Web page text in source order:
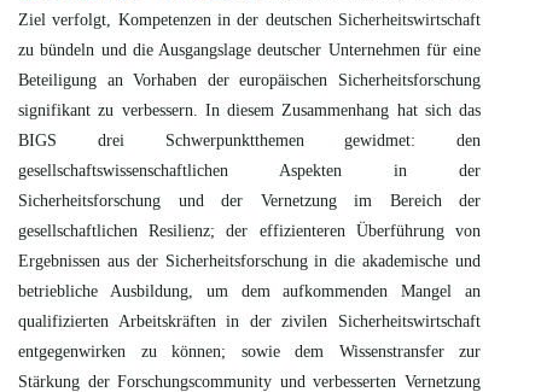
Ziel verfolgt, Kompetenzen in der deutschen Sicherheitswirtschaft
zu bündeln und die Ausgangslage deutscher Unternehmen für eine
Beteiligung an Vorhaben der europäischen Sicherheitsforschung
signifikant zu verbessern. In diesem Zusammenhang hat sich das
BIGS drei Schwerpunktthemen gewidmet: den
gesellschaftswissenschaftlichen Aspekten in der
Sicherheitsforschung und der Vernetzung im Bereich der
gesellschaftlichen Resilienz; der effizienteren Überführung von
Ergebnissen aus der Sicherheitsforschung in die akademische und
betriebliche Ausbildung, um dem aufkommenden Mangel an
qualifizierten Arbeitskräften in der zivilen Sicherheitswirtschaft
entgegenwirken zu können; sowie dem Wissenstransfer zur
Stärkung der Forschungscommunity und verbesserten Vernetzung